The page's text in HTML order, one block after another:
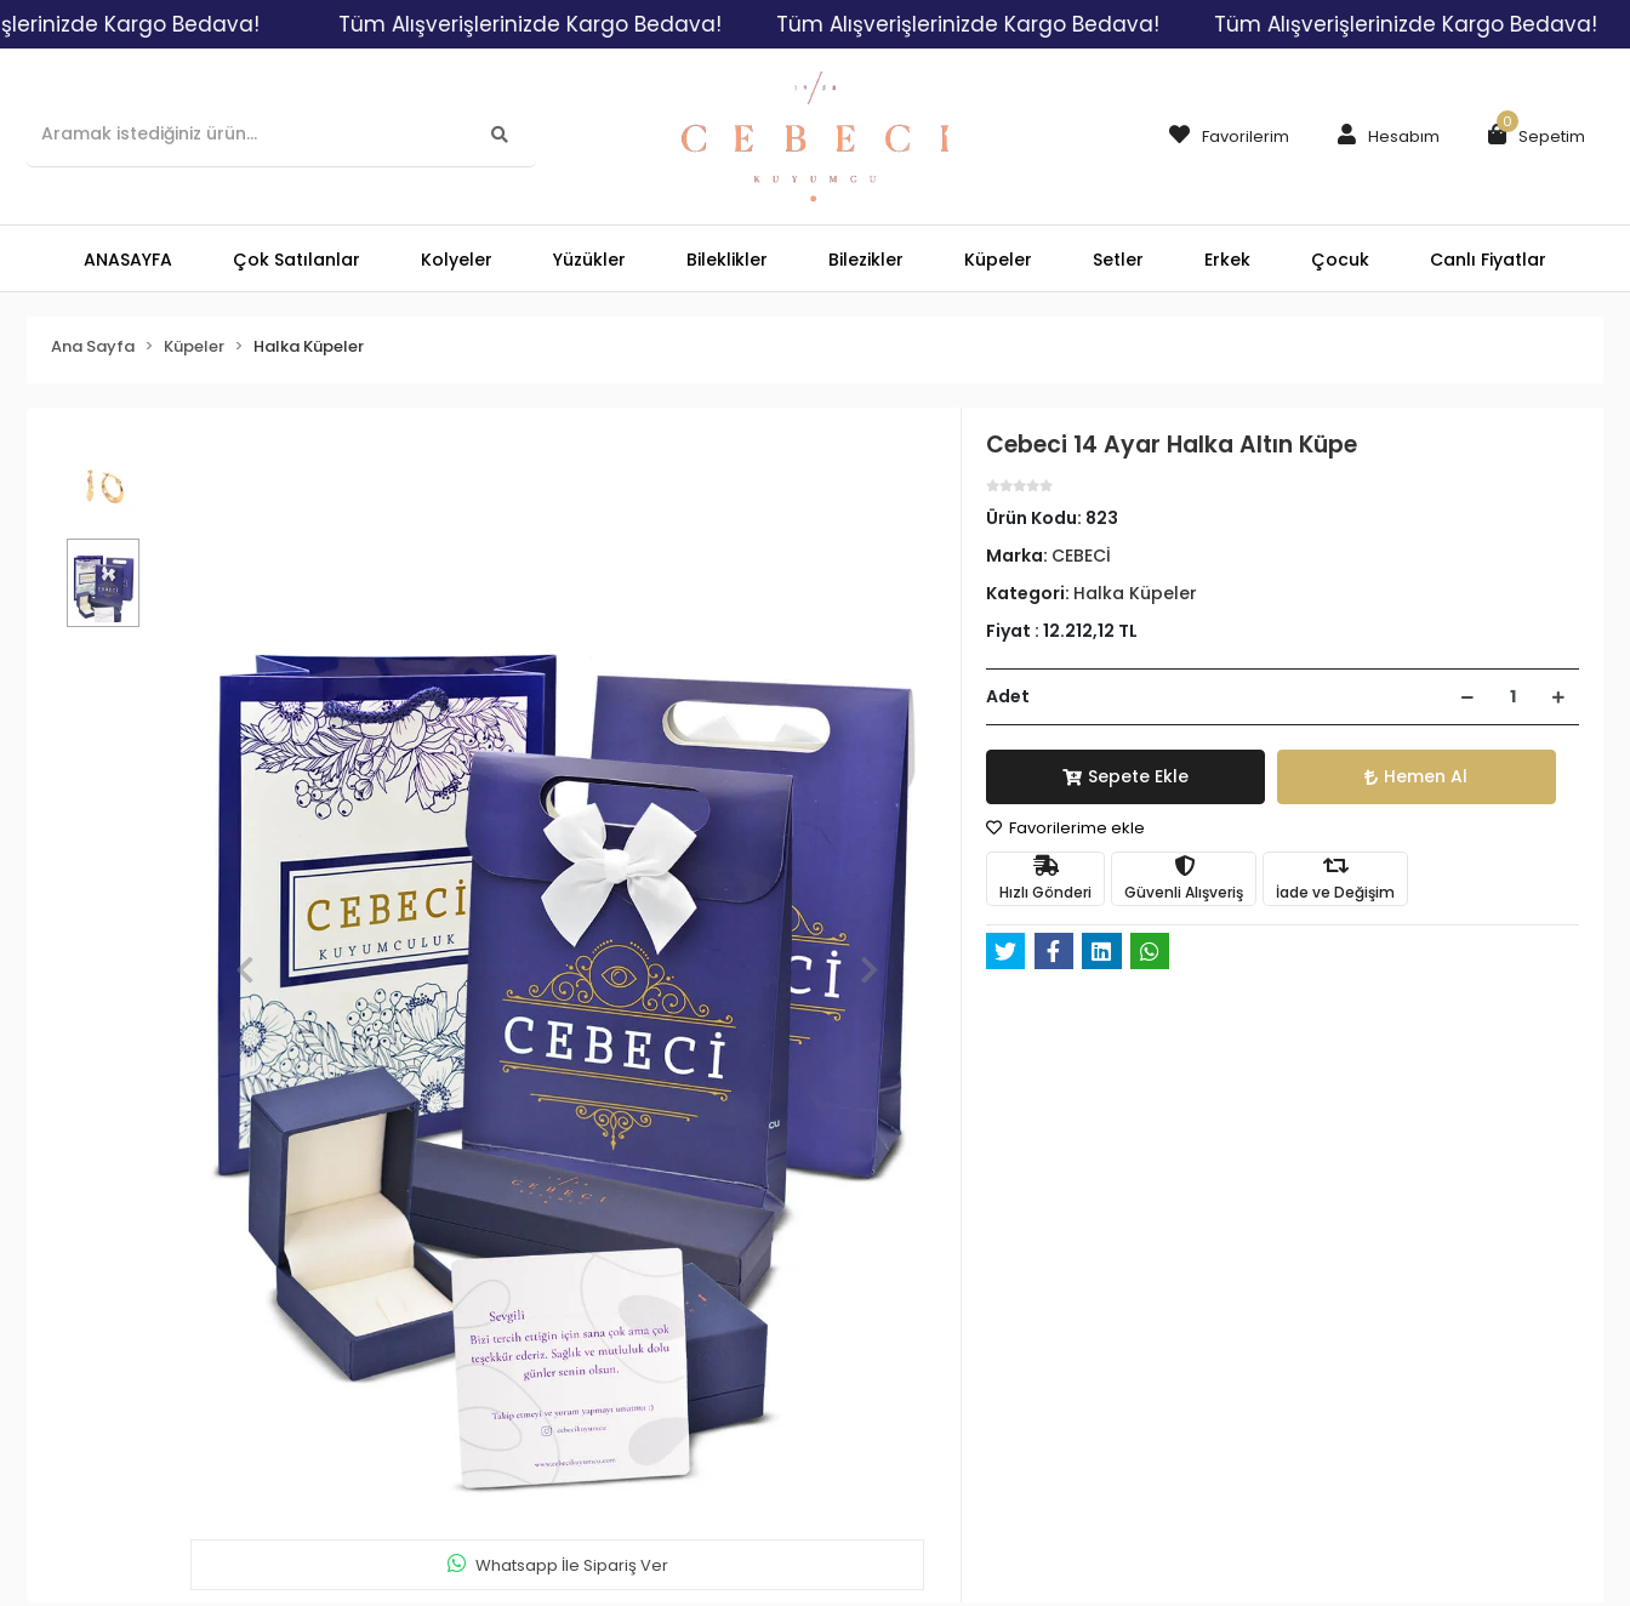
Kargo Bedava! Tüm Alışverişlerinizde Kargo Bedava! Tüm Alışverişlerinizde Kargo Bedava! Tüm Alışverişlerinizde Kargo Bedava!
Favorilerim Hesabım Sepetim
0
ANASAYFA Çok Satılanlar Kolyeler Yüzükler Bileklikler Bilezikler Küpeler Setler Erkek Çocuk Canlı Fiyatlar
Ana Sayfa Küpeler Halka Küpeler
Whatsapp İle Sipariş Ver
Cebeci 14 Ayar Halka Altın Küpe
Ürün Kodu: 823
Marka: CEBECİ
Kategori: Halka Küpeler
Fiyat : 12.212,12 TL
Adet
Sepete Ekle Hemen Al
Favorilerime ekle
Hızlı Gönderi Güvenli Alışveriş İade ve Değişim